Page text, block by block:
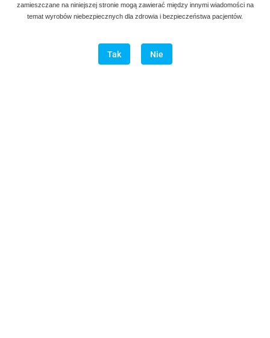
zamieszczane na niniejszej stronie mogą zawierać między innymi wiadomości na
temat wyrobów niebezpiecznych dla zdrowia i bezpieczeństwa pacjentów.
Tak Nie